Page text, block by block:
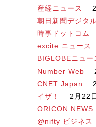
産経ニュース
2
朝日新聞デジタ
時事ドットコム
excite.ニュース
BIGLOBEニュー
Number Web
CNET Japan
2
イザ！
2月22
ORICON NEWS
@nifty ビジネス